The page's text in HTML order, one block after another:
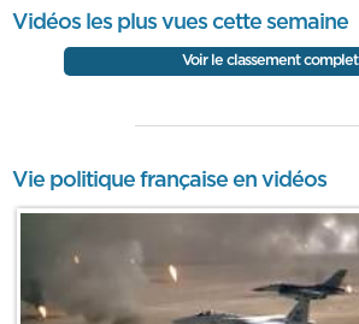
Vidéos les plus vues cette semaine
Voir le classement complet
Vie politique française en vidéos